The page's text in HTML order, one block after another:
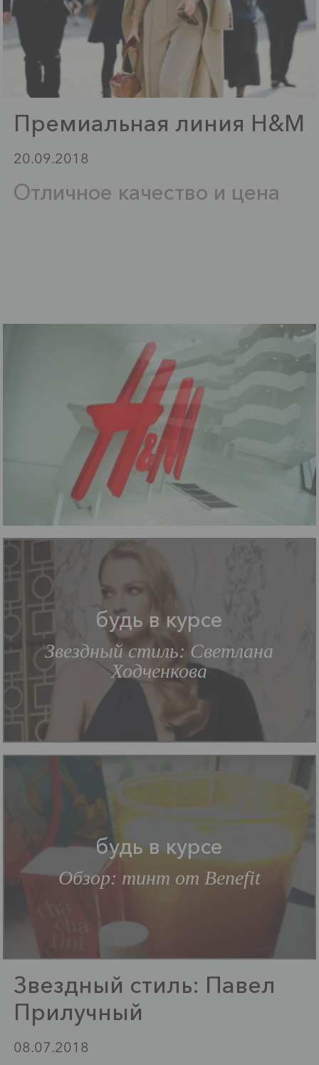
Премиальная линия H&M
20.09.2018
Отличное качество и цена
будь в курсе
Звездный стиль: Светлана
Ходченкова
будь в курсе
Обзор: тинт от Benefit
Звездный стиль: Павел
Прилучный
08.07.2018